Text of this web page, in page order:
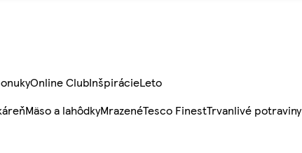
Online ClubInšpirácieLeto
Mäso a lahôdkyMrazenéTesco FinestTrvanlivé potraviny